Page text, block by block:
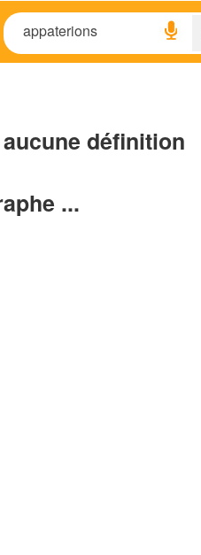
définition
...